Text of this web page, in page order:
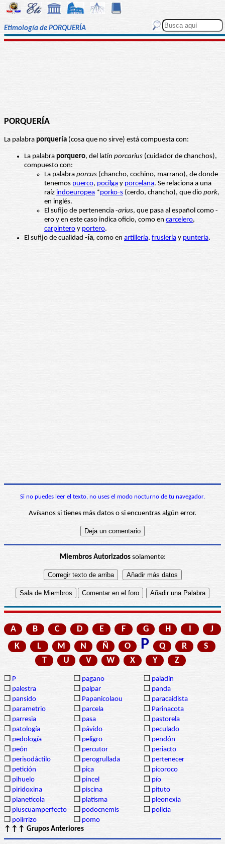
Etimología de PORQUERÍA
PORQUERÍA
La palabra porquería (cosa que no sirve) está compuesta con:
La palabra porquero, del latín porcarius (cuidador de chanchos),
compuesto con:
La palabra porcus (chancho, cochino, marrano), de donde
tenemos puerco, pocilga y porcelana. Se relaciona a una
raíz indoeuropea *porko-s (cerdo, chancho), que dio pork,
en inglés.
El sufijo de pertenencia -arius, que pasa al español como -
ero y en este caso indica oficio, como en carcelero,
carpintero y portero.
El sufijo de cualidad -ía, como en artillería, fruslería y puntería.
Si no puedes leer el texto, no uses el modo nocturno de tu navegador.
Avísanos si tienes más datos o si encuentras algún error.
Miembros Autorizadossolamente:
A B C D E F G H I
J
K
L M N Ñ O P Q R
S
T
U V W X Y Z
❒ P ❒ pagano ❒ paladín
❒ palestra ❒ palpar ❒ panda
❒ pansido ❒ Papanicolaou ❒ paracaidista
❒ parametrio ❒ parcela ❒ Parinacota
❒ parresia ❒ pasa ❒ pastorela
❒ patología ❒ pávido ❒ peculado
❒ pedología ❒ peligro ❒ pendón
❒ peón ❒ percutor ❒ periacto
❒ perisodáctilo ❒ perogrullada ❒ pertenecer
❒ petición ❒ pica ❒ picoroco
❒ pihuelo ❒ pincel ❒ pío
❒ piridoxina ❒ piscina ❒ pituto
❒ planetícola ❒ platisma ❒ pleonexia
❒ pluscuamperfecto ❒ podocnemis ❒ policía
❒ polirrizo ❒ pomo
↑↑↑ Grupos Anteriores